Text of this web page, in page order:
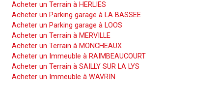
Acheter un Terrain à HERLIES
Acheter un Parking garage à LA BASSEE
Acheter un Parking garage à LOOS
Acheter un Terrain à MERVILLE
Acheter un Terrain à MONCHEAUX
Acheter un Immeuble à RAIMBEAUCOURT
Acheter un Terrain à SAILLY SUR LA LYS
Acheter un Immeuble à WAVRIN